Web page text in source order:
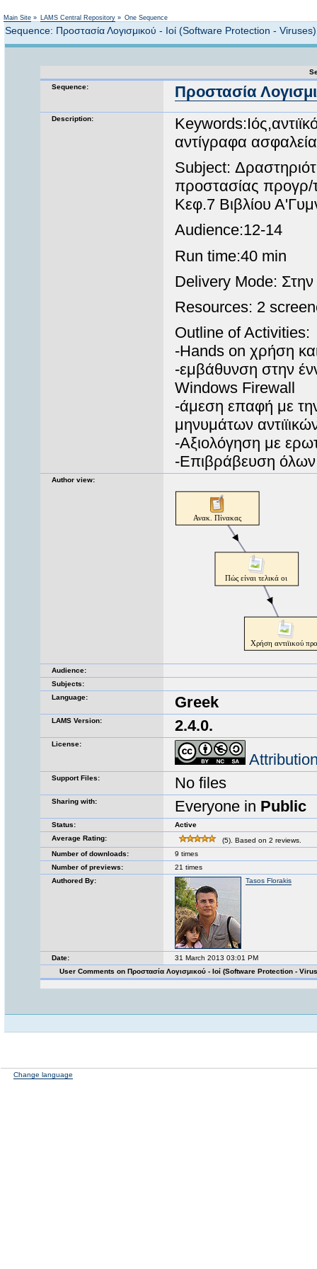
Main Site » LAMS Central Repository » One Sequence
Sequence: Προστασία Λογισμικού - Ιοί (Software Protection - Viruses)
Sequence:
Προστασία
Description:
αντίγραφα
Subject:
προστασίας προγρ/
Κεφ.7 Βιβλίου
Audience:12-14
Run time:40 min
Delivery Mode: Στην
Resources: 2
Outline of Activities:
-Hands on χρήση
-εμβάθυνση στην
Windows Firewall
-άμεση επαφή με την
μηνυμάτων
-Αξιολόγηση με
-Επιβράβευση όλων
Author view:
Audience:
Subjects:
Language:
Greek
LAMS Version: 2.4.0.
License:
Support Files: No files
Sharing with: Everyone in Public
Status:
Active
Average Rating:
(5). Based on 2 reviews.
Number of downloads:
9 times
Number of previews:
21 times
Authored By:
Tasos Florakis
Date:
31 March 2013 03:01 PM
User Comments on Προστασία Λογισμικού - Ιοί (Software Protection -
Change language